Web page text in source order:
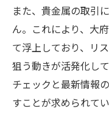
地域コミュ
地域経済を支
新たな魅力
貴金属市場
大府市の発
また、貴金属の取引
ん。これにより、大
て浮上しており、リ
狙う動きが活発化し
チェックと最新情報
すことが求められてい